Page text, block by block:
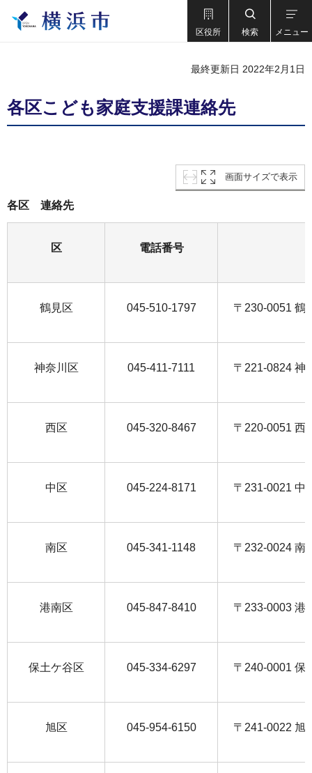
区役所 検索 メニュー
最終更新日 2022年2月1日
各区こども家庭支援課連絡先
画面サイズで表示
各区 連絡先
区 電話番号
鶴見区 045-510-1797 〒230-0051 鶴
神奈川区 045-411-7111 〒221-0824 神
西区 045-320-8467 〒220-0051 西
中区 045-224-8171 〒231-0021 中
南区 045-341-1148 〒232-0024 南
港南区 045-847-8410 〒233-0003 港
保土ケ谷区 045-334-6297 〒240-0001 保
旭区 045-954-6150 〒241-0022 旭